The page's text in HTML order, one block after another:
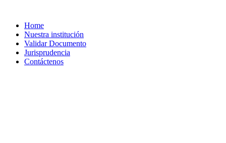
Home
Nuestra institución
Validar Documento
Jurisprudencia
Contáctenos